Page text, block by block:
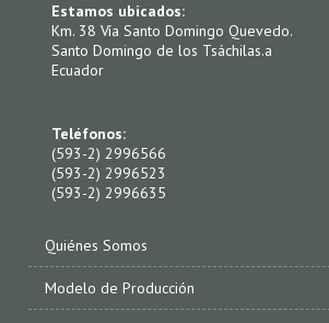
Estamos ubicados:
Km. 38 Vía Santo Domingo Quevedo.
Santo Domingo de los Tsáchilas.a
Ecuador
Teléfonos:
(593-2) 2996566
(593-2) 2996523
(593-2) 2996635
Quiénes Somos
Modelo de Producción